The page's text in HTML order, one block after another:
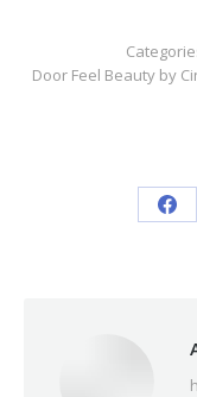
Door Feel Beauty by